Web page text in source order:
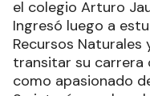
el colegio Arturo
Ingresó luego a
Recursos Naturales
transitar su carrera
como apasionado